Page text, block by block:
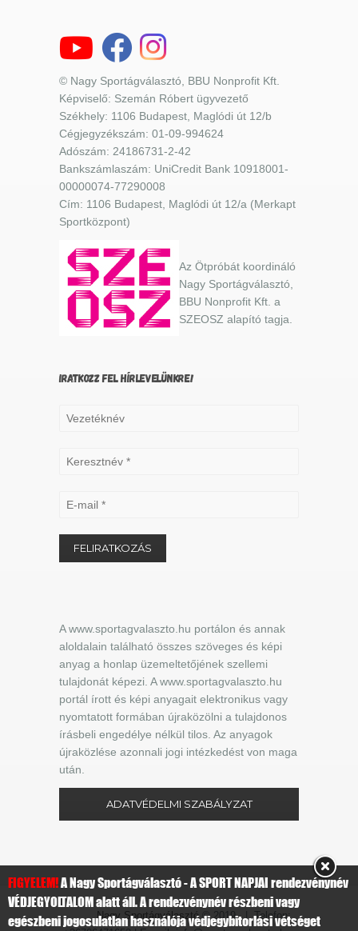
© Nagy Sportágválasztó, BBU Nonprofit Kft.
Képviselő: Szemán Róbert ügyvezető
Székhely: 1106 Budapest, Maglódi út 12/b
Cégjegyzékszám: 01-09-994624
Adószám: 24186731-2-42
Bankszámlaszám: UniCredit Bank 10918001-
00000074-77290008
Cím: 1106 Budapest, Maglódi út 12/a (Merkapt
Sportközpont)
Az Ötpróbát koordináló
Nagy Sportágválasztó,
BBU Nonprofit Kft. a
SZEOSZ alapító tagja.
IRATKOZZ FEL HÍRLEVELÜNKRE!
A www.sportagvalaszto.hu portálon és annak
aloldalain található összes szöveges és képi
anyag a honlap üzemeltetőjének szellemi
tulajdonát képezi. A www.sportagvalaszto.hu
portál írott és képi anyagait elektronikus vagy
nyomtatott formában újraközölni a tulajdonos
írásbeli engedélye nélkül tilos. Az anyagok
újraközlése azonnali jogi intézkedést von maga
után.
ADATVÉDELMI SZABÁLYZAT
Nagy Sportágválasztó© 2019 | Telefon:
FIGYELEM!A Nagy Sportágválasztó - A SPORT NAPJAI rendezvénynév
VÉDJEGYOLTALOM alatt áll. A rendezvénynév részbeni vagy
egészbeni jogosulatlan használója védjegybitorlási vétséget